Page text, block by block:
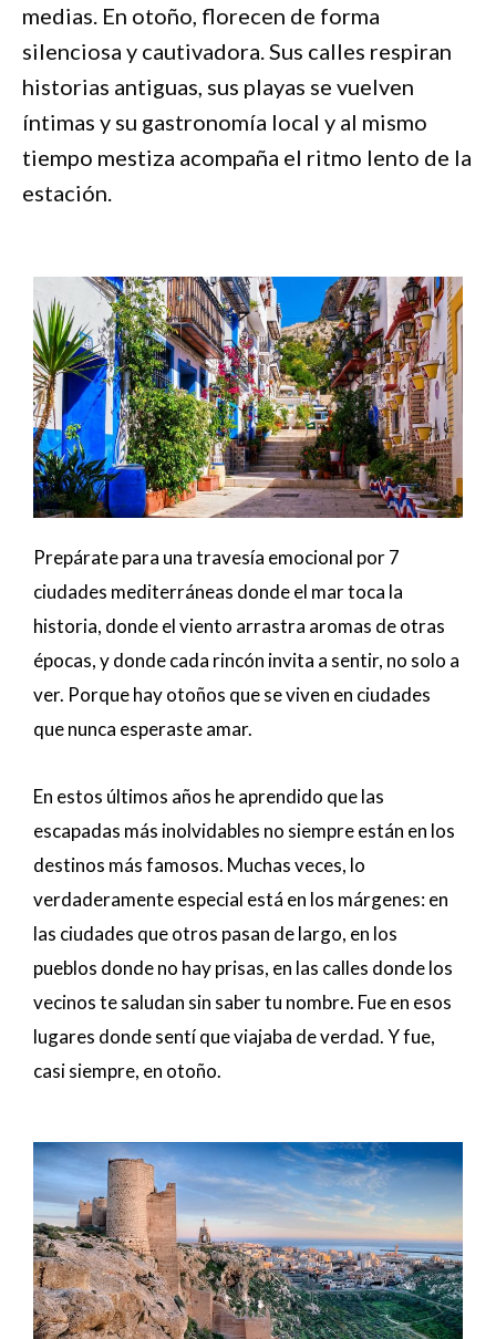
medias. En otoño, florecen de forma
silenciosa y cautivadora. Sus calles respiran
historias antiguas, sus playas se vuelven
íntimas y su gastronomía local y al mismo
tiempo mestiza acompaña el ritmo lento de la
estación.
Prepárate para una travesía emocional por 7
ciudades mediterráneas donde el mar toca la
historia, donde el viento arrastra aromas de otras
épocas, y donde cada rincón invita a sentir, no solo a
ver. Porque hay otoños que se viven en ciudades
que nunca esperaste amar.
En estos últimos años he aprendido que las
escapadas más inolvidables no siempre están en los
destinos más famosos. Muchas veces, lo
verdaderamente especial está en los márgenes: en
las ciudades que otros pasan de largo, en los
pueblos donde no hay prisas, en las calles donde los
vecinos te saludan sin saber tu nombre. Fue en esos
lugares donde sentí que viajaba de verdad. Y fue,
casi siempre, en otoño.